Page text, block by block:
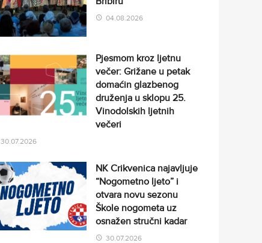
04.08.2026
Pjesmom kroz ljetnu
večer: Grižane u petak
domaćin glazbenog
druženja u sklopu 25.
Vinodolskih ljetnih
večeri
30.07.2026
NK Crikvenica najavljuje
“Nogometno ljeto” i
otvara novu sezonu
Škole nogometa uz
osnažen stručni kadar
30.07.2026